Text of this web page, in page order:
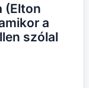
(Elton
a
szólal